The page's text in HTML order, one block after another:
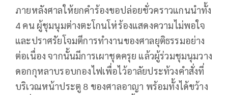
ภายหลังศาลให้ยกคำร้องขอปล่อยชั่วคราวแกนนำทั้ง
4 คน ผู้ชุมนุมต่างตะโกนโห่ร้องแสดงความไม่พอใจ
และปราศรัยโจมตีการทำงานของศาลยุติธรรมอย่าง
ต่อเนื่อง จากนั้นมีการเผาชุดครุย แล้วผู้ร่วมชุมนุมวาง
ดอกกุหลาบรอบกองไฟเพื่อไว้อาลัยประท้วงคำสั่งที่
บริเวณหน้าประตู 8 ของศาลอาญา พร้อมทั้งได้ขว้าง